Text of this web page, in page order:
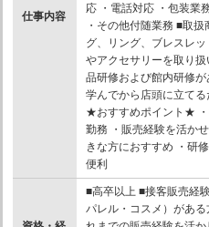
仕事内容
応 ・電話対応 ・包装業
・その他付随業務 ■取
グ、リング、ブレスレ
やアクセサリーを取り
品研修および館内研修
学んでから店頭に立てる
★おすすめポイント★
勤務 ・販売経験を活か
きな方におすすめ ・研
便利
■高卒以上 ■接客販売経
パレル・コスメ）があ